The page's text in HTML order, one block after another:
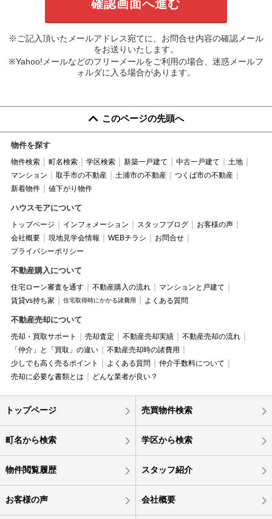
※ご記入頂いたメールアドレス宛てに、お問合せ内容の確認メール
をお送りいたします。
※Yahoo!メールなどのフリーメールをご利用の場合、迷惑メールフ
ォルダに入る場合があります。
このページの先頭へ
物件を探す
物件検索 町名検索 学区検索 新築一戸建て 中古一戸建て
土地
マンション
取手市の不動産 土浦市の不動産
つくば市の不動産
新着物件
値下がり物件
ハウスモアについて
トップページ インフォメーション スタッフブログ
お客様の声
会社概要
現地見学会情報 WEBチラシ
お問合せ
プライバシーポリシー
不動産購入について
住宅ローン審査を通す 不動産購入の流れ
マンションと戸建て
賃貸vs持ち家
住宅取得時にかかる諸費用 よくある質問
不動産売却について
売却・買取サポート 売却査定 不動産売却実績
不動産売却の流れ
「仲介」と「買取」の違い
不動産売却時の諸費用
少しでも高く売るポイント
よくある質問
仲介手数料について
売却に必要な書類とは
どんな業者が良い？
トップページ 売買物件検索
町名から検索 学区から検索
物件閲覧履歴 スタッフ紹介
お客様の声 会社概要